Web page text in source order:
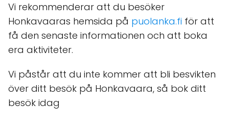
Vi rekommenderar att du besöker
Honkavaaras hemsida på puolanka.fi för att
få den senaste informationen och att boka
era aktiviteter.
Vi påstår att du inte kommer att bli besvikten
över ditt besök på Honkavaara, så bok ditt
besök idag